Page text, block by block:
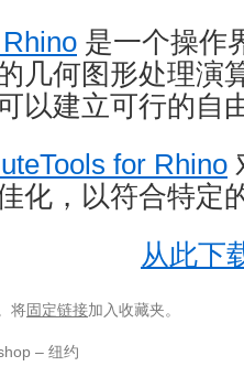
是一个操作
几何图形处理演
以建立可行的自
for Rhino
化，以符合特定
从此下
将固定链接加入收藏夹。
– 纽约